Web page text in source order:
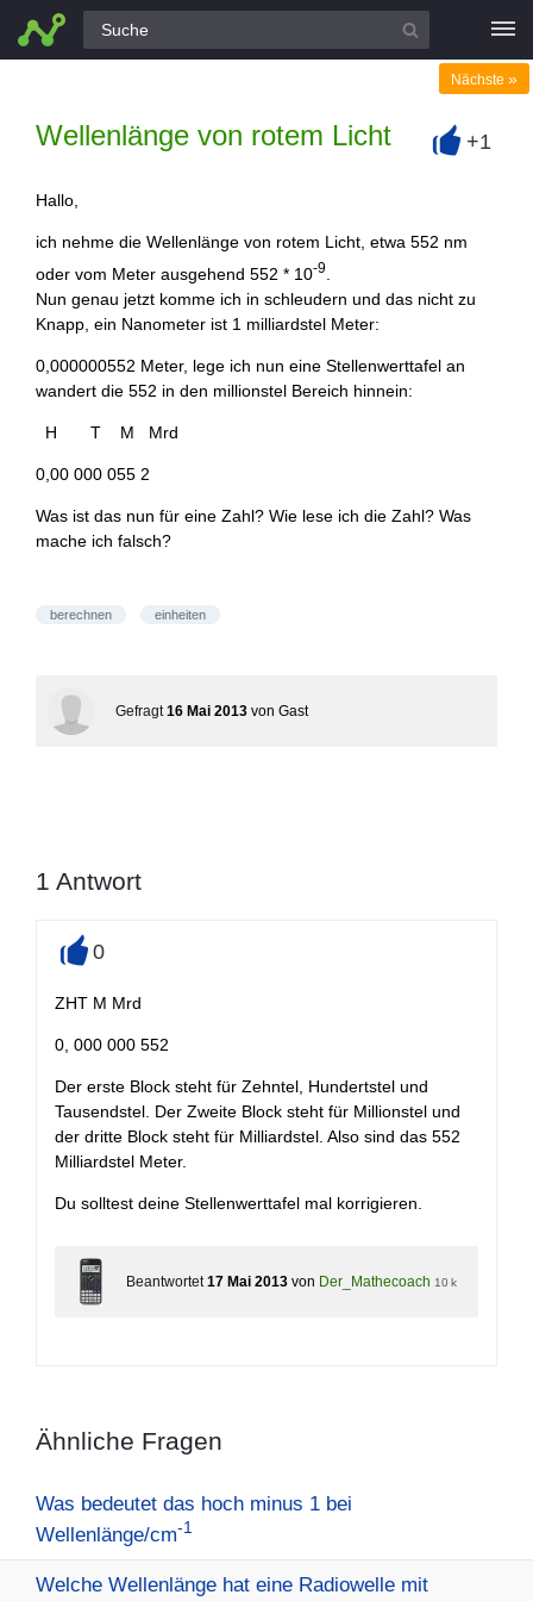
Alle Fragen
Wellenlänge von rotem Licht
Nächste »
+1
Hallo,
ich nehme die Wellenlänge von rotem Licht, etwa 552 nm
oder vom Meter ausgehend 552 * 10-9
Nun genau jetzt komme ich in schleudern und das nicht zu
Knapp, ein Nanometer ist 1 milliardstel Meter:
0,000000552 Meter, lege ich nun eine Stellenwerttafel an
wandert die 552 in den millionstel Bereich hinnein:
H T M Mrd
0,00 000 055 2
Was ist das nun für eine Zahl? Wie lese ich die Zahl? Was
mache ich falsch?
berechnen einheiten
Gefragt 16 Mai 2013 von Gast
1 Antwort
0
ZHT M Mrd
0, 000 000 552
Der erste Block steht für Zehntel, Hundertstel und
Tausendstel. Der Zweite Block steht für Millionstel und
der dritte Block steht für Milliardstel. Also sind das 552
Milliardstel Meter.
Du solltest deine Stellenwerttafel mal korrigieren.
Beantwortet 17 Mai 2013 von Der_Mathecoach 10 k
Ähnliche Fragen
Was bedeutet das hoch minus 1 bei
Wellenlänge/cm-1
Welche Wellenlänge hat eine Radiowelle mit